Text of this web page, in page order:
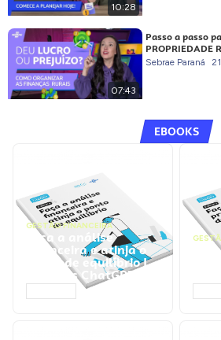
10:28
07:43
Passo a passo
PROPRIEDADE
Sebrae Paraná
EBOOKS
GESTÃO FINANCEIRA
Faça a análise
financeira e atinja o
ponto de equilíbrio |
Prompts ChatGPT